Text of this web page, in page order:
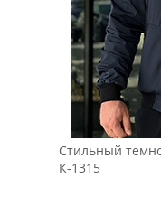
Стильный
К-1315